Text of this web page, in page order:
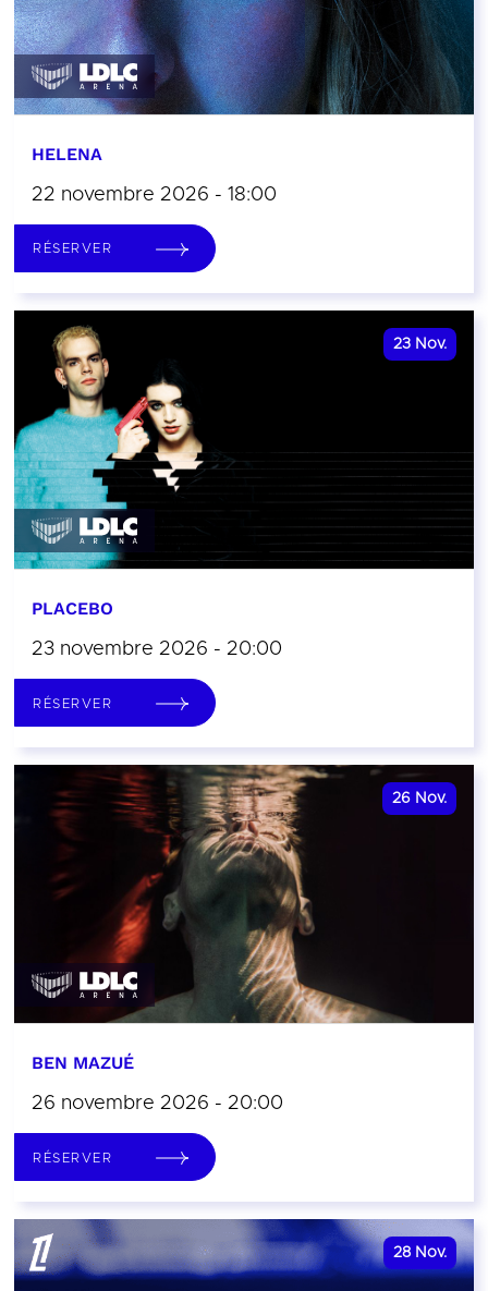
HELENA
22 novembre 2026 - 18:00
RÉSERVER
23 Nov.
PLACEBO
23 novembre 2026 - 20:00
RÉSERVER
26 Nov.
BEN MAZUÉ
26 novembre 2026 - 20:00
RÉSERVER
28 Nov.